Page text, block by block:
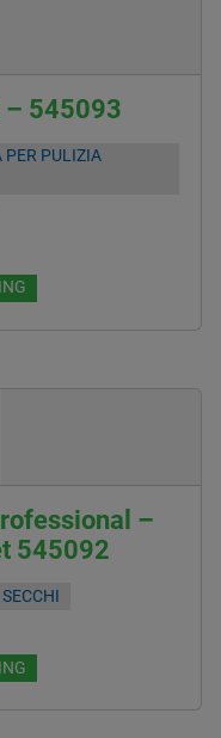
– 545093
PER PULIZIA
–
545092
SECCHI